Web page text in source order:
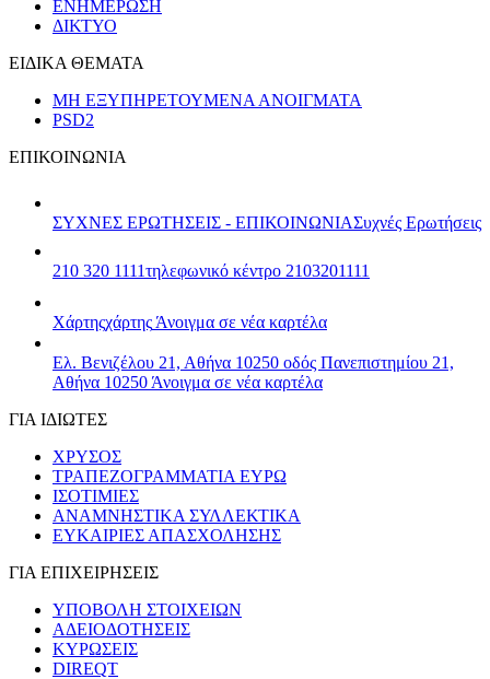
ΕΝΗΜΕΡΩΣΗ
ΔΙΚΤΥΟ
ΕΙΔΙΚΑ ΘΕΜΑΤΑ
ΜΗ ΕΞΥΠΗΡΕΤΟΥΜΕΝΑ ΑΝΟΙΓΜΑΤΑ
PSD2
ΕΠΙΚΟΙΝΩΝΙΑ
ΣΥΧΝΕΣ ΕΡΩΤΗΣΕΙΣ - ΕΠΙΚΟΙΝΩΝΙΑΣυχνές Ερωτήσεις
210 320 1111τηλεφωνικό κέντρο 2103201111
Χάρτηςχάρτης Άνοιγμα σε νέα καρτέλα
Ελ. Βενιζέλου 21, Αθήνα 10250 οδός Πανεπιστημίου 21,
Αθήνα 10250 Άνοιγμα σε νέα καρτέλα
ΓΙΑ ΙΔΙΩΤΕΣ
ΧΡΥΣΟΣ
ΤΡΑΠΕΖΟΓΡΑΜΜΑΤΙΑ ΕΥΡΩ
ΙΣΟΤΙΜΙΕΣ
ΑΝΑΜΝΗΣΤΙΚΑ ΣΥΛΛΕΚΤΙΚΑ
ΕΥΚΑΙΡΙΕΣ ΑΠΑΣΧΟΛΗΣΗΣ
ΓΙΑ ΕΠΙΧΕΙΡΗΣΕΙΣ
ΥΠΟΒΟΛΗ ΣΤΟΙΧΕΙΩΝ
ΑΔΕΙΟΔΟΤΗΣΕΙΣ
ΚΥΡΩΣΕΙΣ
DIREQT